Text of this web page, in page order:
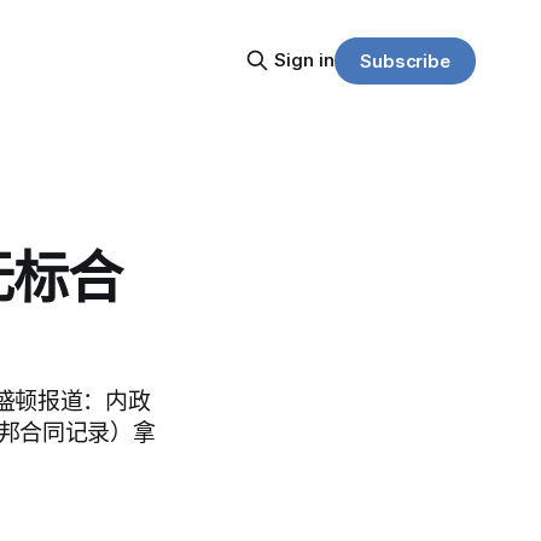
Sign in Subscribe
合
顿报道：内政
合同记录）拿